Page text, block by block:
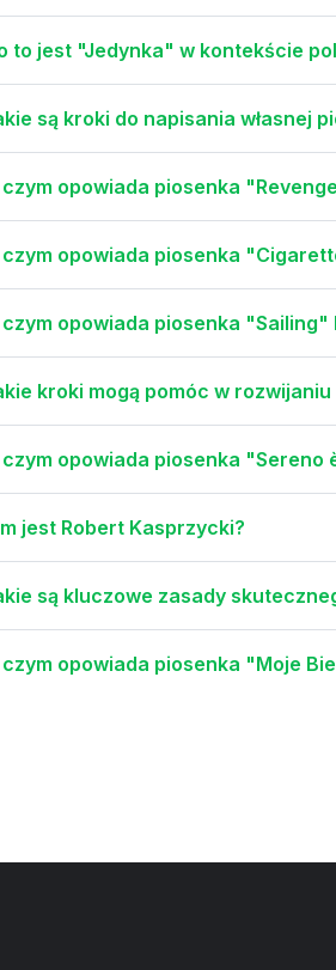
to jest "Jedynka" w kontekście
są kroki do napisania własnej
czym opowiada piosenka
czym opowiada piosenka
czym opowiada piosenka "Sailing"
kroki mogą pomóc w
czym opowiada piosenka "Sereno
jest Robert Kasprzycki?
są kluczowe zasady
czym opowiada piosenka "Moje